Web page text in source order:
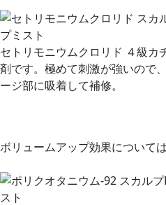
セトリモニウムクロリド ４級カ
剤です。極めて刺激が強いので
ージ部に吸着して補修。
ボリュームアップ効果について